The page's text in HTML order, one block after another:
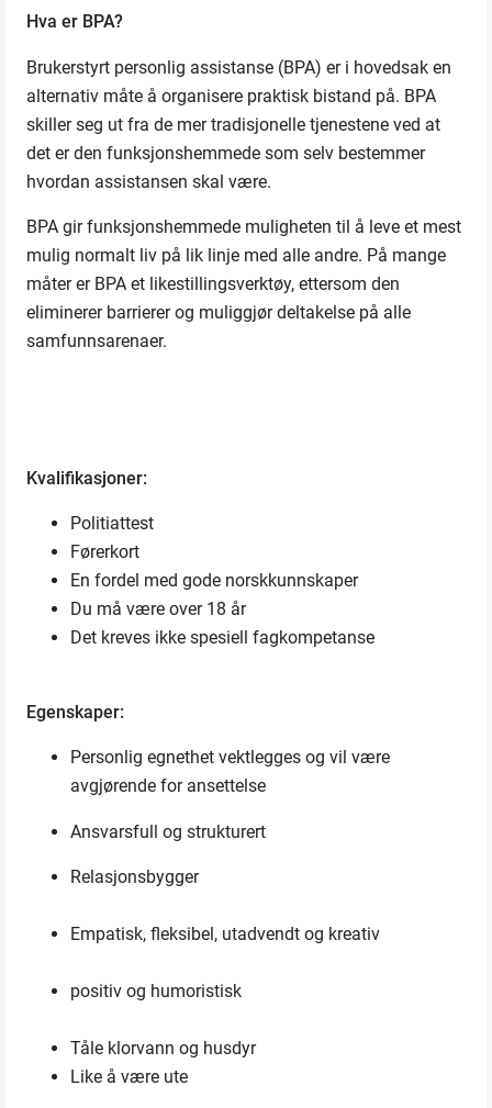
Hva er BPA?
Brukerstyrt personlig assistanse (BPA) er i hovedsak en
alternativ måte å organisere praktisk bistand på. BPA
skiller seg ut fra de mer tradisjonelle tjenestene ved at
det er den funksjonshemmede som selv bestemmer
hvordan assistansen skal være.
BPA gir funksjonshemmede muligheten til å leve et mest
mulig normalt liv på lik linje med alle andre. På mange
måter er BPA et likestillingsverktøy, ettersom den
eliminerer barrierer og muliggjør deltakelse på alle
samfunnsarenaer.
Kvalifikasjoner:
Politiattest
Førerkort
En fordel med gode norskkunnskaper
Du må være over 18 år
Det kreves ikke spesiell fagkompetanse
Egenskaper:
Personlig egnethet vektlegges og vil være
avgjørende for ansettelse
Ansvarsfull og strukturert
Relasjonsbygger
Empatisk, fleksibel, utadvendt og kreativ
positiv og humoristisk
Tåle klorvann og husdyr
Like å være ute